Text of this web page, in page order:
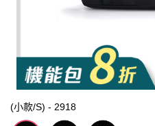
(小款/S) - 2918